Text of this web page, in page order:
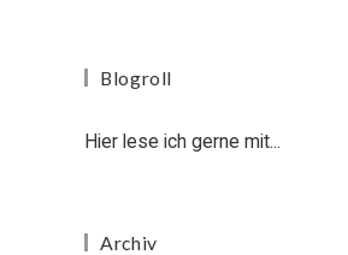
Blogroll
Hier lese ich gerne mit...
Archiv